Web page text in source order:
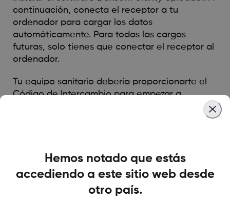
continuación, conecta el receptor a tu
ordenador para cargar los datos
automáticamente. Para todas las cargas
futuras, solo tienes que conectar el receptor al
ordenador.
Tu equipo sanitario debería proporcionarte el
Código de Intercambio para empezar a
antelación. Si no has cargado tus datos antes
de la consulta, puedes hacerlo en tu hospital o
centro de salud o mostrar tu receptor a tu
Hemos notado que estás
accediendo a este sitio web desde
otro país.